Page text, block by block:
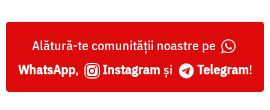
biruințăAlătură-te comunității noastre pe
WhatsApp, Instagram și Telegram!